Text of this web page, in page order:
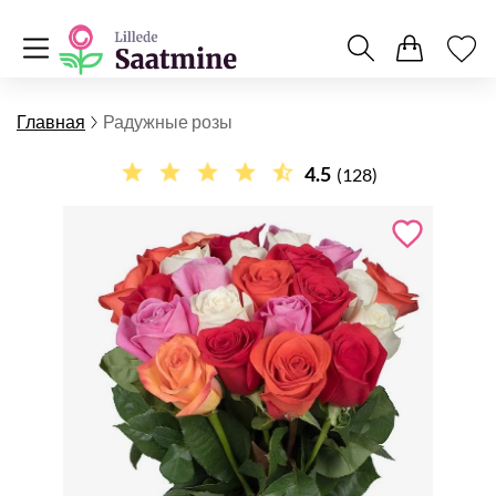
Главная Радужные розы
4.5 (128)